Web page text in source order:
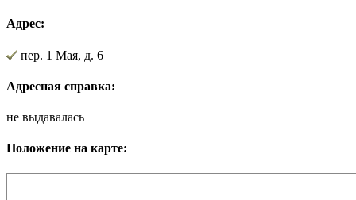
Адрес:
пер. 1 Мая, д. 6
Адресная справка:
не выдавалась
Положение на карте: